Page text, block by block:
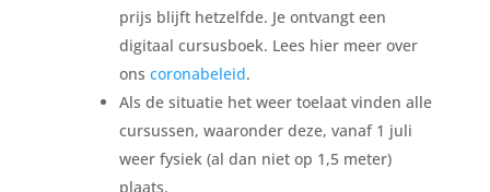
prijs blijft hetzelfde. Je ontvangt een
digitaal cursusboek. Lees hier meer over
ons coronabeleid.
Als de situatie het weer toelaat vinden alle
cursussen, waaronder deze, vanaf 1 juli
weer fysiek (al dan niet op 1,5 meter)
plaats.